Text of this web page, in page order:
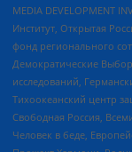
MEDIA DEVELOPMENT
Институт, Открытая
фонд регионального
Демократические
исследований,
Тихоокеанский центр
Свободная Россия,
Человек в беде,